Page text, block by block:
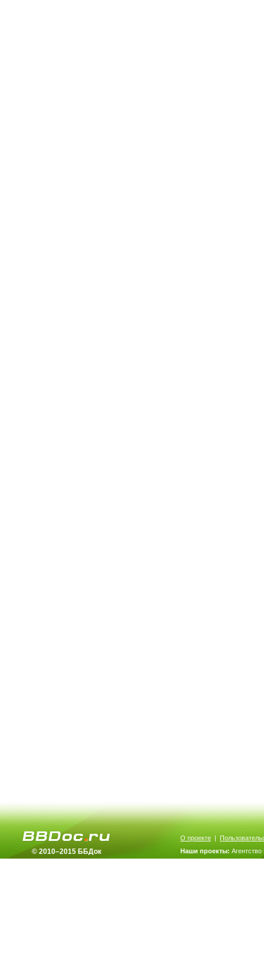
© 2010–2015 ББДок
О проекте |
Наши проекты: